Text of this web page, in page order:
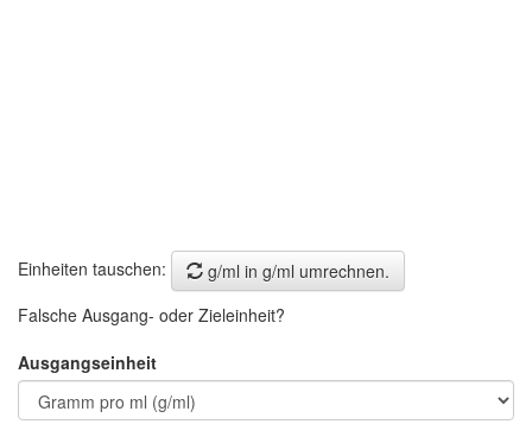
Einheiten tauschen:
g/ml in g/ml umrechnen.
Falsche Ausgang- oder Zieleinheit?
Ausgangseinheit